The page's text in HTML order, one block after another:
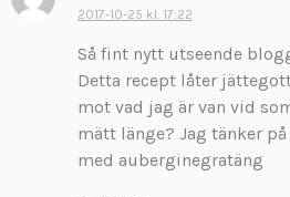
k
i
v
e
r
:
2017-10-25 kl. 17:22
Så fint nytt utseende
Detta recept låter
mot vad jag är van vid
mätt länge? Jag tänker
med auberginegratäng